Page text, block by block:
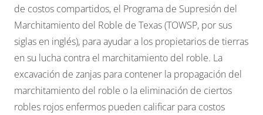
de costos compartidos, el Programa de Supresión del
Marchitamiento del Roble de Texas (TOWSP, por sus
siglas en inglés), para ayudar a los propietarios de tierras
en su lucha contra el marchitamiento del roble. La
excavación de zanjas para contener la propagación del
marchitamiento del roble o la eliminación de ciertos
robles rojos enfermos pueden calificar para costos